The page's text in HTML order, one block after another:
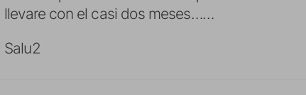
llevare con el casi dos meses……
Salu2